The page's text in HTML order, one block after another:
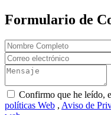
Formulario de
Confirmo que he leído,
políticas Web , Aviso de